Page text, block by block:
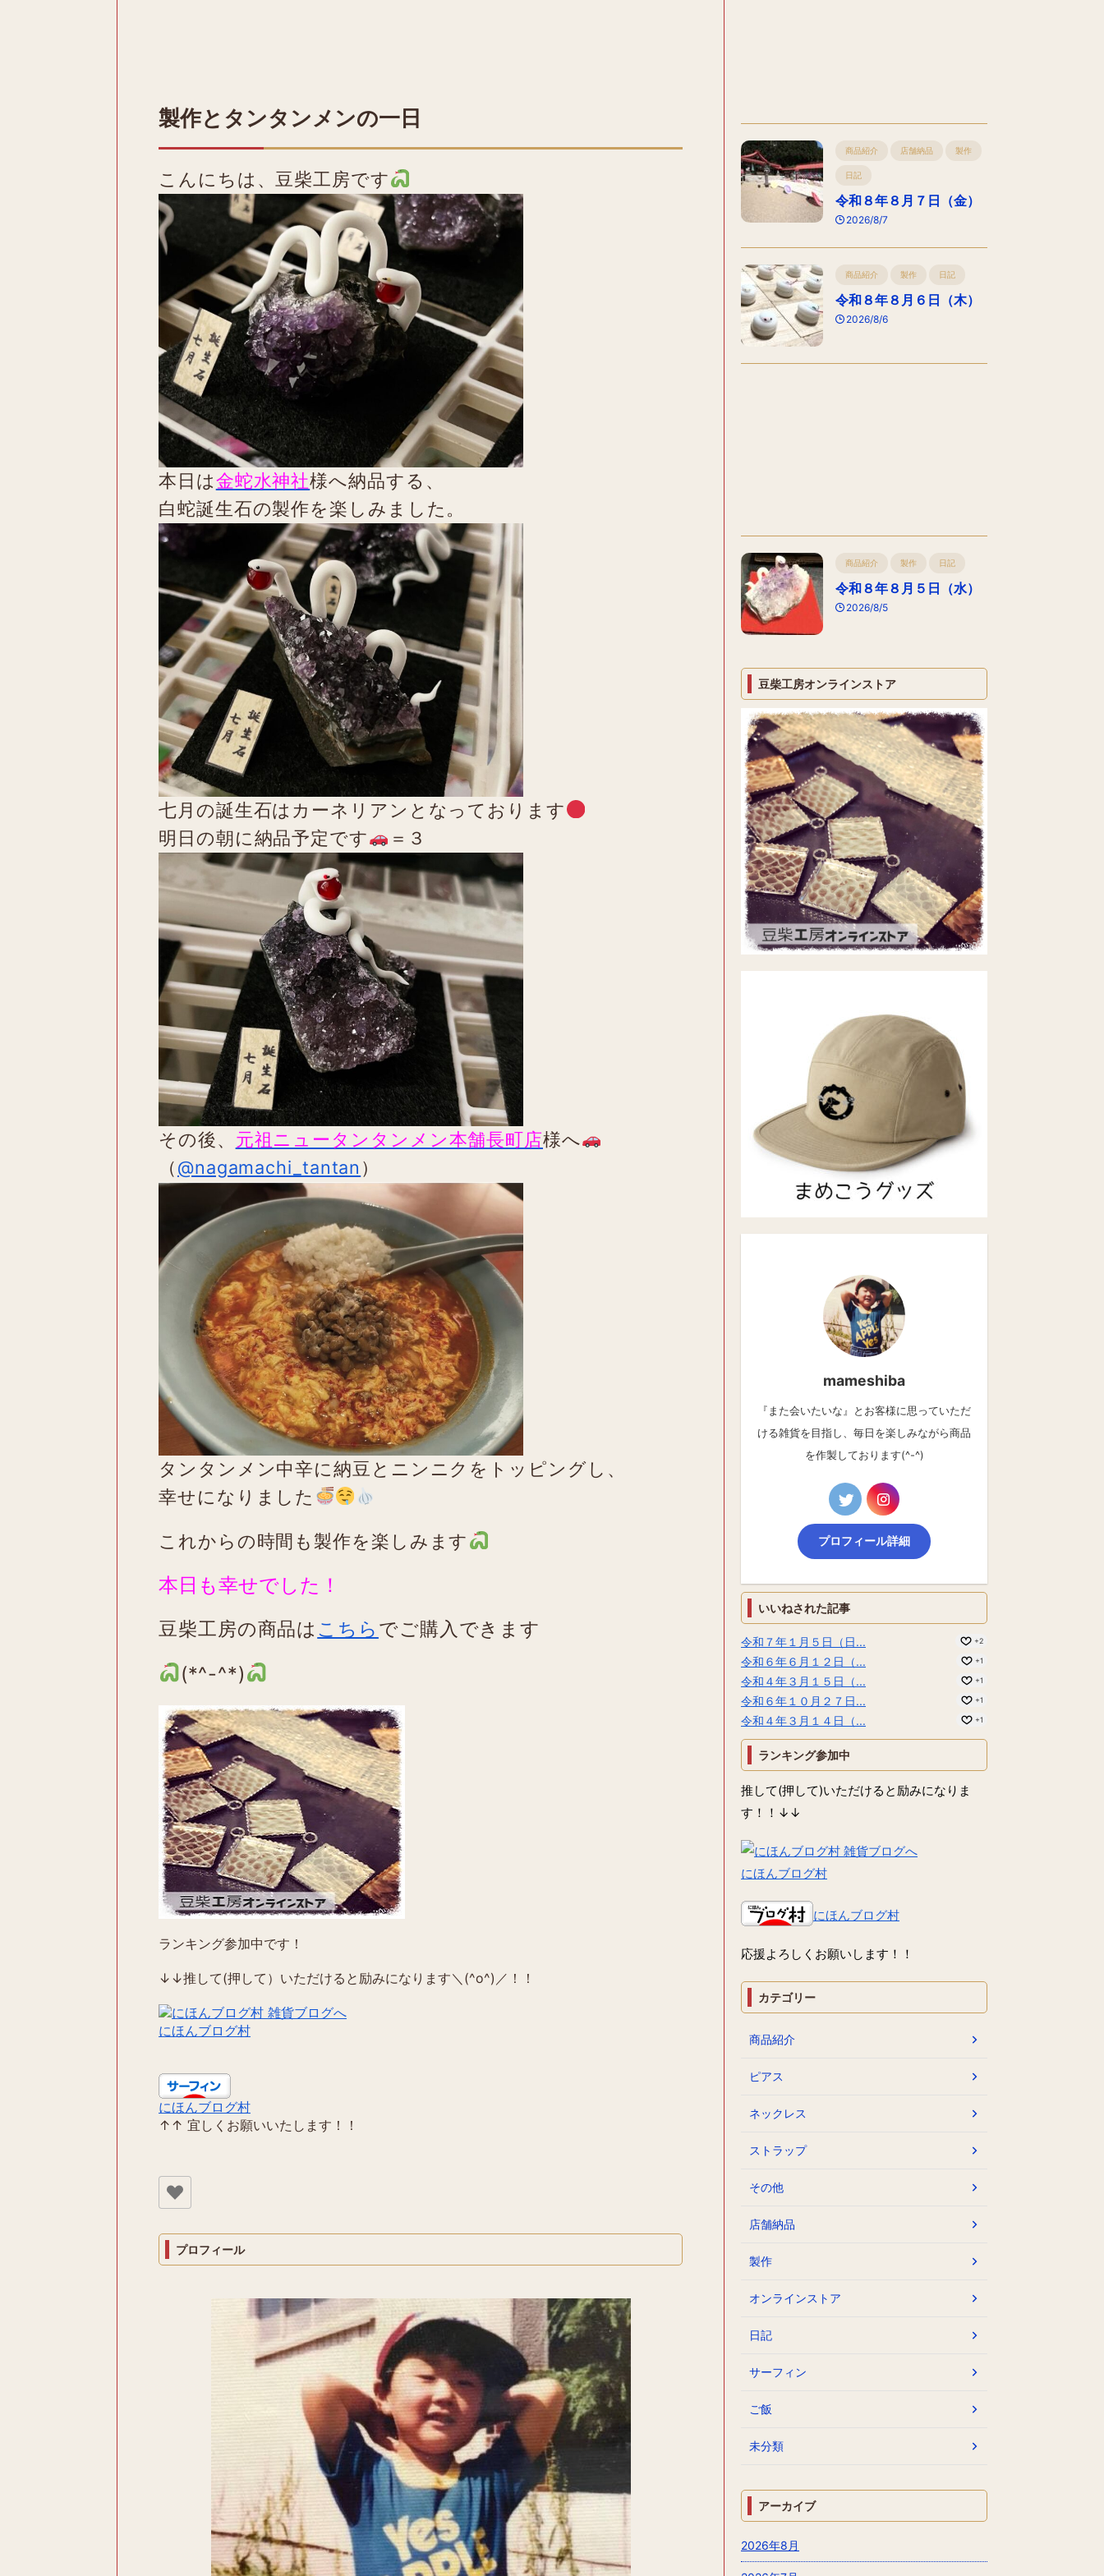
製作とタンタンメンの一日
こんにちは、豆柴工房です
本日は金蛇水神社様へ納品する、
白蛇誕生石の製作を楽しみました。
七月の誕生石はカーネリアンとなっております
明日の朝に納品予定です
＝３
その後、 元祖ニュータンタンメン本舗長町店様へ
（@nagamachi_tantan ）
タンタンメン中辛に納豆とニンニクをトッピングし、
幸せになりました
これからの時間も製作を楽しみます
本日も幸せでした！
豆柴工房の商品は こちら でご購入できます
(*^-^*)
ランキング参加中です！
↓↓推して(押して）いただけると励みになります＼(^o^)／！！
にほんブログ村
にほんブログ村
↑↑ 宜しくお願いいたします！！
プロフィール
商品紹介 店舗納品 製作
日記
令和８年８月７日（金）
2026/8/7
商品紹介 製作 日記
令和８年８月６日（木）
2026/8/6
商品紹介 製作 日記
令和８年８月５日（水）
2026/8/5
豆柴工房オンラインストア
mameshiba
『また会いたいな』とお客様に思っていただ
ける雑貨を目指し、毎日を楽しみながら商品
を作製しております(^-^)
プロフィール詳細
いいねされた記事
令和７年１月５日（日... +2
令和６年６月１２日（... +1
令和４年３月１５日（... +1
令和６年１０月２７日... +1
令和４年３月１４日（... +1
ランキング参加中
推して(押して)いただけると励みになりま
す！！↓↓
にほんブログ村
にほんブログ村
応援よろしくお願いします！！
カテゴリー
商品紹介
ピアス
ネックレス
ストラップ
その他
店舗納品
製作
オンラインストア
日記
サーフィン
ご飯
未分類
アーカイブ
2026年8月